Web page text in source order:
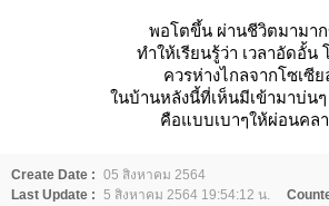
พอโตขึ้น ผ่านชีวิตมามา
ทำให้เรียนรู้ว่า เวลาอัดอั้น
ควรห่างไกลจากโซเซีย
นบ้านหลังนี้ที่เห็นมีเข้ามาบ่นๆ
คือแบบเบาๆให้ผ่อนค
Create Date : 05 สิงหาคม 2564
Last Update : 5 สิงหาคม 2564 19:54:12 น.